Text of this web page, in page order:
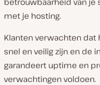
met je hosting.
Klanten verwachten dat
snel en veilig zijn en de
garandeert uptime en
verwachtingen voldoen.